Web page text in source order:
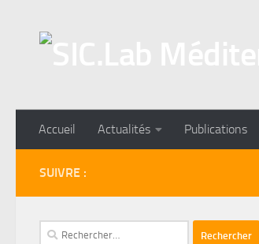
Accueil Actualités Publications
SUIVRE :
Rechercher :